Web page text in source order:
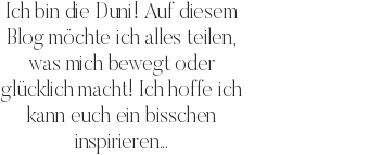
Ich bin die Duni! Auf diesem
Blog möchte ich alles teilen,
was mich bewegt oder
glücklich macht! Ich hoffe ich
kann euch ein bisschen
inspirieren...